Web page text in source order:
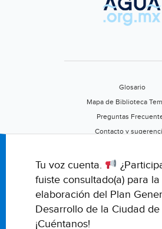
Glosario
Mapa de Biblioteca
Preguntas
Contacto y
Califica este portal
Tu voz cuenta.
fuiste consultado(a) para la
elaboración del Plan
Desarrollo de la Ciudad de
¡Cuéntanos!